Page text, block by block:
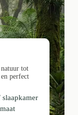
tot
perfect